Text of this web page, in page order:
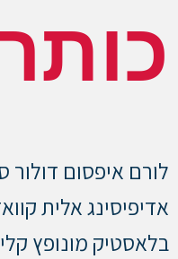
לורם איפסום
אדיפיסינג אלית
בלאסטיק מונופץ